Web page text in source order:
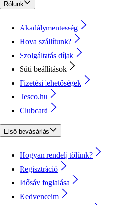
Rólunk
Akadálymentesség
Hova szállítunk?
Szolgáltatás díjak
Süti beállítások
Fizetési lehetőségek
Tesco.hu
Clubcard
Első bevásárlás
Hogyan rendelj tőlünk?
Regisztráció
Idősáv foglalása
Kedvenceim